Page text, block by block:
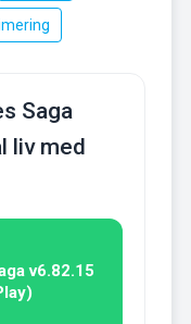
Saga
liv med
v6.82.15